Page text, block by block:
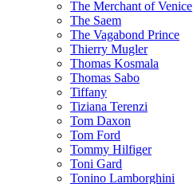
The Merchant of Venice
The Saem
The Vagabond Prince
Thierry Mugler
Thomas Kosmala
Thomas Sabo
Tiffany
Tiziana Terenzi
Tom Daxon
Tom Ford
Tommy Hilfiger
Toni Gard
Tonino Lamborghini